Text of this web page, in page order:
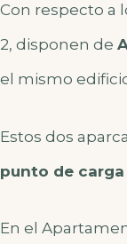
Con respecto a
2, disponen de
el mismo
Estos dos
punto de
En el